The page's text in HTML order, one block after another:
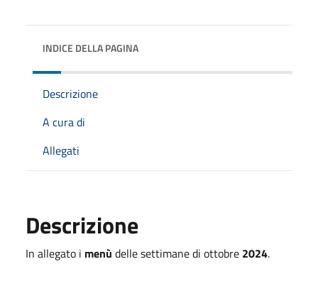
INDICE DELLA PAGINA
Descrizione
A cura di
Allegati
Descrizione
In allegato i menù delle settimane di ottobre 2024.